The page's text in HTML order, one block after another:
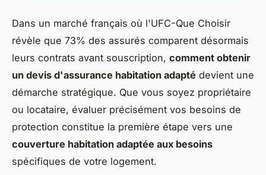
Dans un marché français où l'UFC-Que Choisir
révèle que 73% des assurés comparent désormais
leurs contrats avant souscription, comment obtenir
un devis d'assurance habitation adapté devient une
démarche stratégique. Que vous soyez propriétaire
ou locataire, évaluer précisément vos besoins de
protection constitue la première étape vers une
couverture habitation adaptée aux besoins
spécifiques de votre logement.